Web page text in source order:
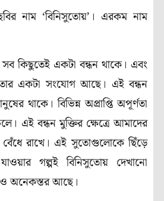
নাম ‘বিনিসুতোয়’। এরকম নাম
কিছুতেই একটা বন্ধন থাকে। এবং
একটা সংযোগ আছে। এই বন্ধন
থাকে। বিভিন্ন অপ্রাপ্তি অপূর্ণতা
এই বন্ধন মুক্তির ক্ষেত্রে আমাদের
রাখে। এই সুতোগুলোকে ছিঁড়ে
গল্পই বিনিসুতোয় দেখানো
অনেকস্তর আছে।